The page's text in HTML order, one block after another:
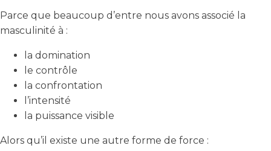
Parce que beaucoup d’entre nous avons associé la
masculinité à :
la domination
le contrôle
la confrontation
l’intensité
la puissance visible
Alors qu’il existe une autre forme de force :